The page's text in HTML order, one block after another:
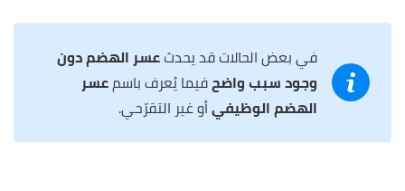
في بعض الحالات قد يحدثعسر الهضم دون
وجود سبب واضحفيما يُعرف باسمعسر
الهضم الوظيفيأو غير التقرّحي.